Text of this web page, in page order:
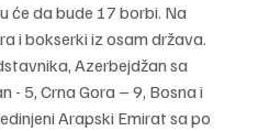
da bude 17 borbi. Na
i bokserki iz osam država.
Azerbejdžan sa
- 5, Crna Gora – 9, Bosna i
Arapski Emirat sa po